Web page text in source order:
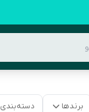
برندها دسته‌بندی